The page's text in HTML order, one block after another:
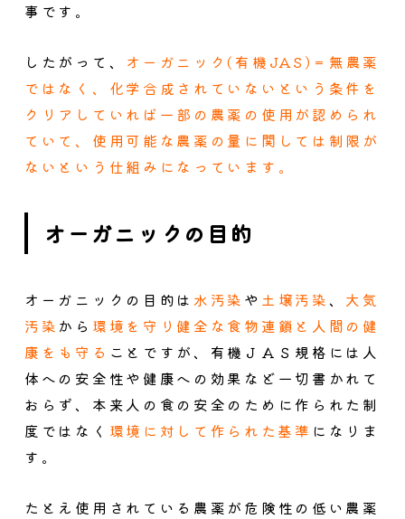
事です。
したがって、 オーガニック(有機JAS)＝無農薬
ではなく、化学合成されていないという条件を
クリアしていれば一部の農薬の使用が認められ
ていて、使用可能な農薬の量に関しては制限が
ないという仕組みになっています。
オーガニックの目的
オーガニックの目的は 水汚染 や 土壌汚染、 大気
汚染 から 環境を守り健全な食物連鎖と人間の健
康をも守る ことですが、有機ＪＡＳ規格には人
体への安全性や健康への効果など一切書かれて
おらず、本来人の食の安全のために作られた制
度ではなく 環境に対して作られた基準 になりま
す。
たとえ使用されている農薬が危険性の低い農薬